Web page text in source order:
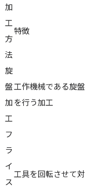
加
工
方
法
特徴
旋
盤
加
工
工作機械である旋
を行う加工
フ
ラ
イ
ス
工具を回転させて